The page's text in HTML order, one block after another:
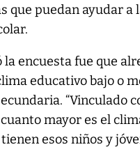
que puedan ayudar a
encuesta fue que
educativo bajo o
“Vinculado
mayor es el
esos niños y